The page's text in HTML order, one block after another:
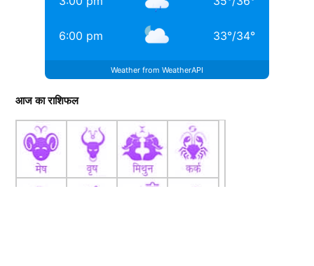
6:00 pm 33°/34°
Weather from WeatherAPI
आज का राशिफल